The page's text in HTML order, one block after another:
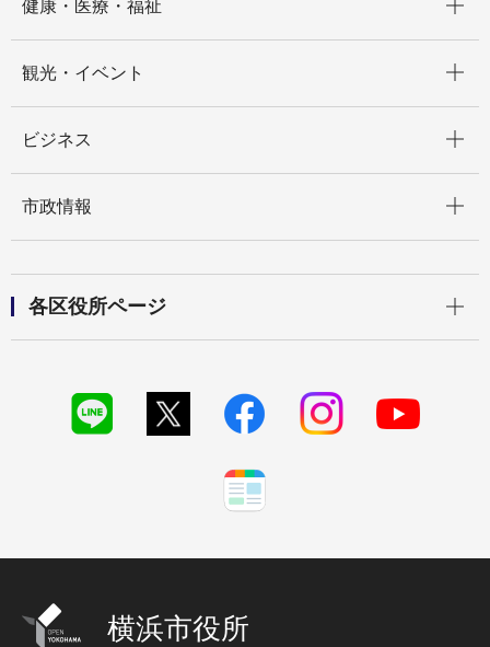
健康・医療・福祉
観光・イベント
ビジネス
市政情報
各区役所ページ
横浜市役所